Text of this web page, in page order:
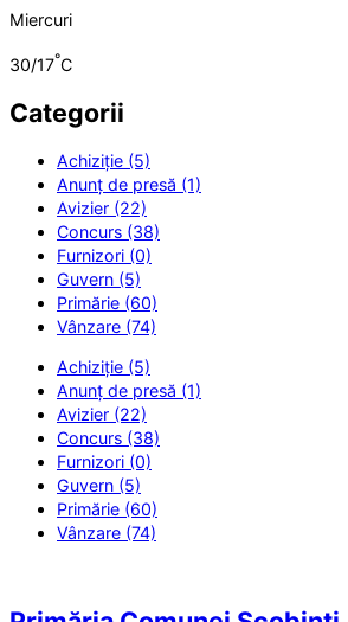
Miercuri
30/17°C
Categorii
Achiziție (5)
Anunț de presă (1)
Avizier (22)
Concurs (38)
Furnizori (0)
Guvern (5)
Primărie (60)
Vânzare (74)
Achiziție (5)
Anunț de presă (1)
Avizier (22)
Concurs (38)
Furnizori (0)
Guvern (5)
Primărie (60)
Vânzare (74)